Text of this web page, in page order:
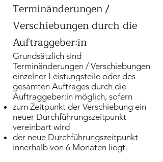
Terminänderungen /
Verschiebungen durch die
Auftraggeber:in
Grundsätzlich sind
Terminänderungen / Verschiebungen
einzelner Leistungsteile oder des
gesamten Auftrages durch die
Auftraggeber:in möglich, sofern
zum Zeitpunkt der Verschiebung ein
neuer Durchführungszeitpunkt
vereinbart wird
der neue Durchführungszeitpunkt
innerhalb von 6 Monaten liegt.